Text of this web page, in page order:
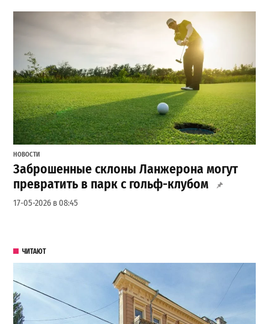
НОВОСТИ
Заброшенные склоны Ланжерона могут
превратить в парк с гольф-клубом
17-05-2026 в 08:45
ЧИТАЮТ